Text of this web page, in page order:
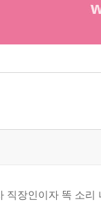
직장인이자 똑 소